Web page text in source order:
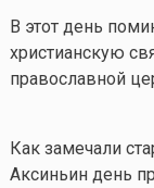
В этот день
христианскую
православной
Как замечали
Аксиньин день